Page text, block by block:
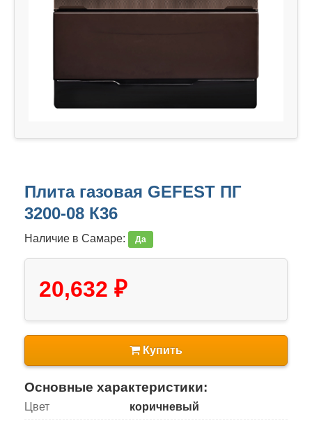
Плита газовая GEFEST ПГ
3200-08 К36
Наличие в Самаре: Да
20,632 ₽
Купить
Основные характеристики:
Цвет коричневый